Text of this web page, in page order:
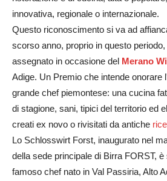
innovativa, regionale o internazionale.
Questo riconoscimento si va ad
scorso anno, proprio in questo periodo,
assegnato in occasione del Merano
Adige. Un Premio che intende onorare
grande chef piemontese: una cucina
di stagione, sani, tipici del territorio ed
creati ex novo o rivisitati da antiche
Lo Schlosswirt Forst, inaugurato nel
della sede principale di Birra FORST, è
famoso chef nato in Val Passiria, Alto